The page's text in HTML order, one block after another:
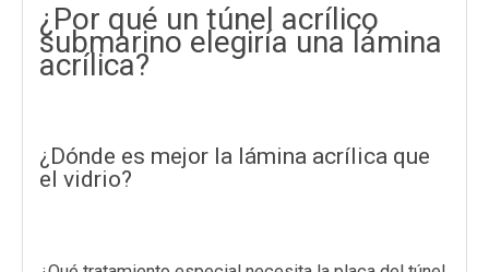
¿Por qué un túnel acrílico
submarino elegiría una lámina
acrílica?
¿Dónde es mejor la lámina acrílica que
el vidrio?